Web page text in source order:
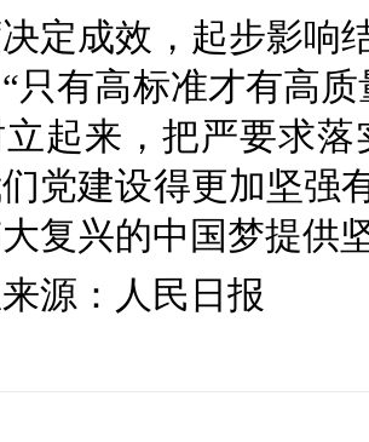
成效，起步影响结
只有高标准才有高
起来，把严要求
党建设得更加坚强
复兴的中国梦提供
：人民日报